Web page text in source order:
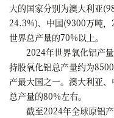
大的国家分别为澳大利亚
24.3%)、中国(9300万吨
世界总产量的70%以上。
2024年世界氧化铝产量
持股氧化铝总产量约为
产最大国之一。澳大利亚
总产量的80%左右。
截至2024年全球原铝产